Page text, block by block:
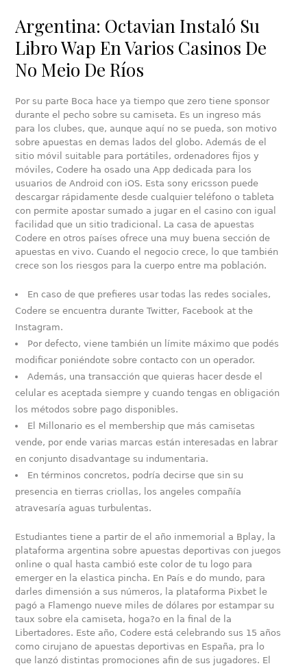
Argentina: Octavian Instaló Su
Libro Wap En Varios Casinos De
No Meio De Ríos
Por su parte Boca hace ya tiempo que zero tiene sponsor
durante el pecho sobre su camiseta. Es un ingreso más
para los clubes, que, aunque aquí no se pueda, son motivo
sobre apuestas en demas lados del globo. Además de el
sitio móvil suitable para portátiles, ordenadores fijos y
móviles, Codere ha osado una App dedicada para los
usuarios de Android con iOS. Esta sony ericsson puede
descargar rápidamente desde cualquier teléfono o tableta
con permite apostar sumado a jugar en el casino con igual
facilidad que un sitio tradicional. La casa de apuestas
Codere en otros países ofrece una muy buena sección de
apuestas en vivo. Cuando el negocio crece, lo que también
crece son los riesgos para la cuerpo entre ma población.
En caso de que prefieres usar todas las redes sociales,
Codere se encuentra durante Twitter, Facebook at the
Instagram.
Por defecto, viene también un límite máximo que podés
modificar poniéndote sobre contacto con un operador.
Además, una transacción que quieras hacer desde el
celular es aceptada siempre y cuando tengas en obligación
los métodos sobre pago disponibles.
El Millonario es el membership que más camisetas
vende, por ende varias marcas están interesadas en labrar
en conjunto disadvantage su indumentaria.
En términos concretos, podría decirse que sin su
presencia en tierras criollas, los angeles compañía
atravesaría aguas turbulentas.
Estudiantes tiene a partir de el año inmemorial a Bplay, la
plataforma argentina sobre apuestas deportivas con juegos
online o qual hasta cambió este color de tu logo para
emerger en la elastica pincha. En País e do mundo, para
darles dimensión a sus números, la plataforma Pixbet le
pagó a Flamengo nueve miles de dólares por estampar su
taux sobre ela camiseta, hoga?o en la final de la
Libertadores. Este año, Codere está celebrando sus 15 años
como cirujano de apuestas deportivas en España, pra lo
que lanzó distintas promociones afin de sus jugadores. El